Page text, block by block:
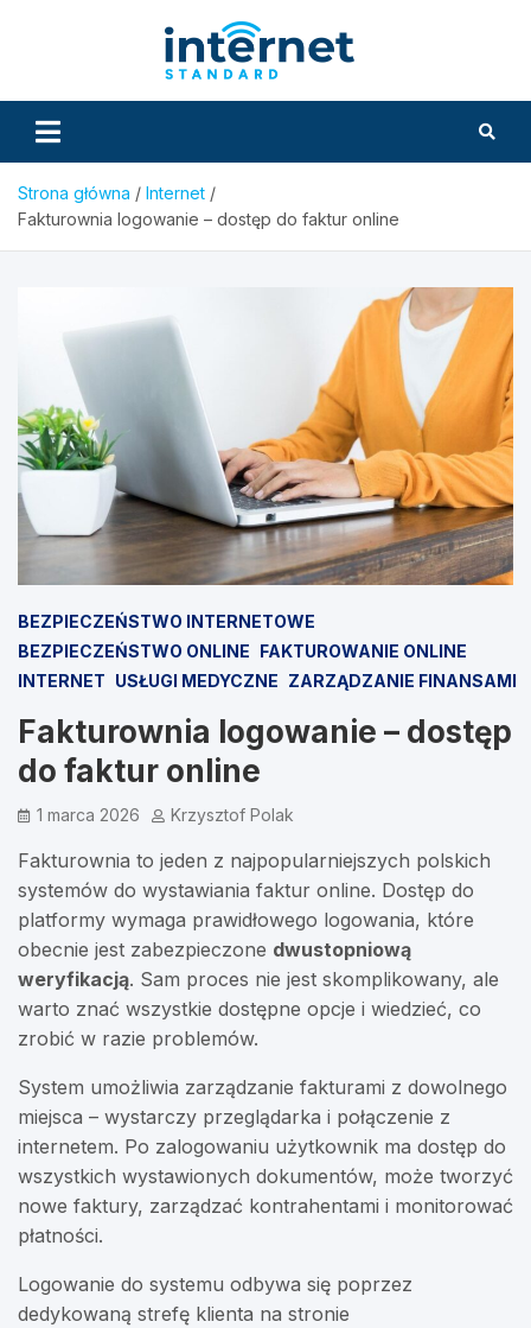
Strona główna
Internet
Fakturownia logowanie – dostęp do faktur online
BEZPIECZEŃSTWO INTERNETOWE
BEZPIECZEŃSTWO ONLINE FAKTUROWANIE ONLINE
INTERNET USŁUGI MEDYCZNE ZARZĄDZANIE FINANSAMI
Fakturownia logowanie – dostęp
do faktur online
1 marca 2026 Krzysztof Polak
Fakturownia to jeden z najpopularniejszych polskich
systemów do wystawiania faktur online. Dostęp do
platformy wymaga prawidłowego logowania, które
obecnie jest zabezpieczone dwustopniową
weryfikacją. Sam proces nie jest skomplikowany, ale
warto znać wszystkie dostępne opcje i wiedzieć, co
zrobić w razie problemów.
System umożliwia zarządzanie fakturami z dowolnego
miejsca – wystarczy przeglądarka i połączenie z
internetem. Po zalogowaniu użytkownik ma dostęp do
wszystkich wystawionych dokumentów, może tworzyć
nowe faktury, zarządzać kontrahentami i monitorować
płatności.
Logowanie do systemu odbywa się poprzez
dedykowaną strefę klienta na stronie